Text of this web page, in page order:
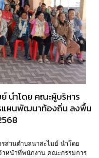
นำโดย คณะผู้บริหาร
แผนพัฒนาท้องถิ่น ลงพื้น
ส่วนตำบลนาสะไมย์ นำโดย
หน้าที่พนักงาน คณะกรรมการ